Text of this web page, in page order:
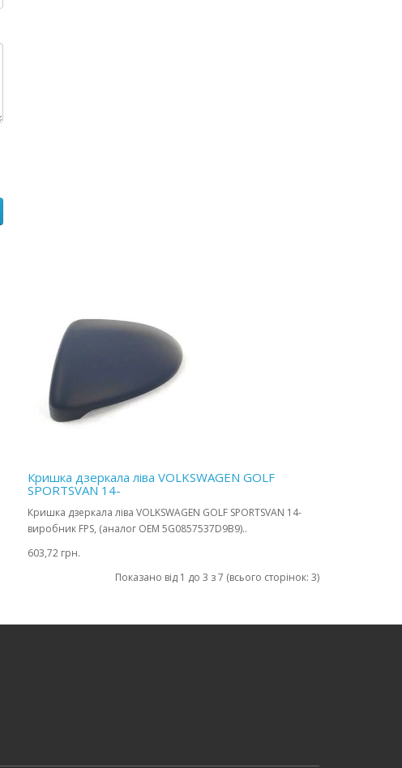
Кришка дзеркала ліва VOLKSWAGEN GOLF
SPORTSVAN 14-
Кришка дзеркала ліва VOLKSWAGEN GOLF SPORTSVAN 14-
виробник FPS, (аналог OEM 5G0857537D9B9)..
603,72 грн.
Показано від 1 до 3 з 7 (всього сторінок: 3)